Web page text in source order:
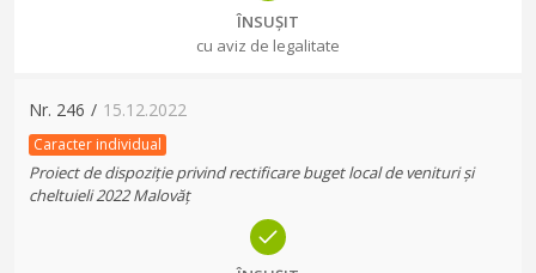
ÎNSUȘIT
cu aviz de legalitate
Nr. 246 / 15.12.2022
Caracter individual
Proiect de dispoziție privind rectificare buget local de venituri și
cheltuieli 2022 Malovăț